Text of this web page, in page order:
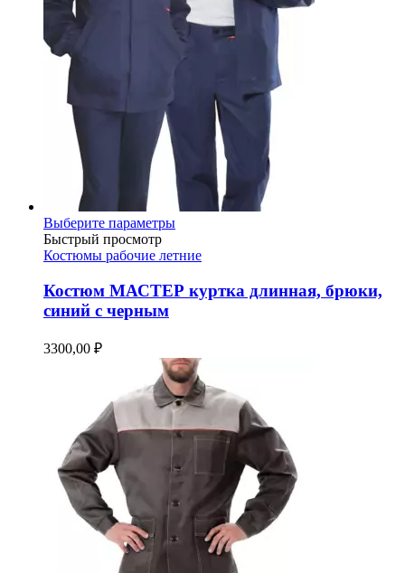
Выберите параметрыЭтот
имеет
вариаций.
Опции
странице
товара.
Быстрый просмотр
Костюмы рабочие летние
Костюм МАСТЕР куртка длинная, брюки,
синий с черным
3300,00 ₽